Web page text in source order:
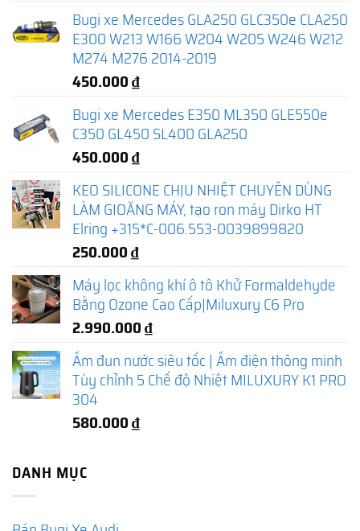
Bugi xe Mercedes GLA250 GLC350e CLA250
E300 W213 W166 W204 W205 W246 W212
M274 M276 2014-2019
450.000₫
Bugi xe Mercedes E350 ML350 GLE550e
C350 GL450 SL400 GLA250
450.000₫
KEO SILICONE CHỊU NHIỆT CHUYÊN DÙNG
LÀM GIOĂNG MÁY, tạo ron máy Dirko HT
Elring +315*C-006.553-0039899820
250.000₫
Máy lọc không khí ô tô Khử Formaldehyde
Bằng Ozone Cao Cấp|Miluxury C6 Pro
2.990.000₫
Ấm đun nước siêu tốc | Ấm điện thông minh
Tùy chỉnh 5 Chế độ Nhiệt MILUXURY K1 PRO
304
580.000₫
DANH MỤC